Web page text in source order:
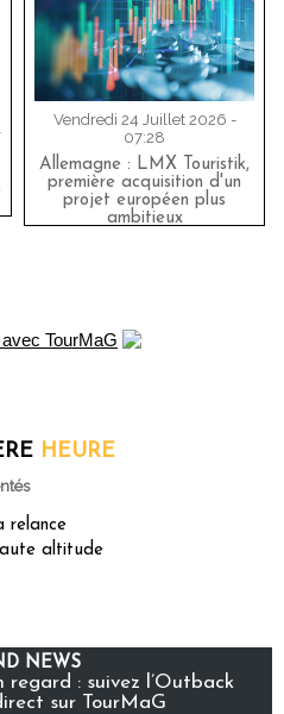
Vendredi 24 Juillet 2026 -
07:28
Allemagne : LMX Touristik,
première acquisition d'un
projet européen plus
ambitieux
HEURE
relance
altitude
NEWS
regard : suivez l’Outback
sur TourMaG